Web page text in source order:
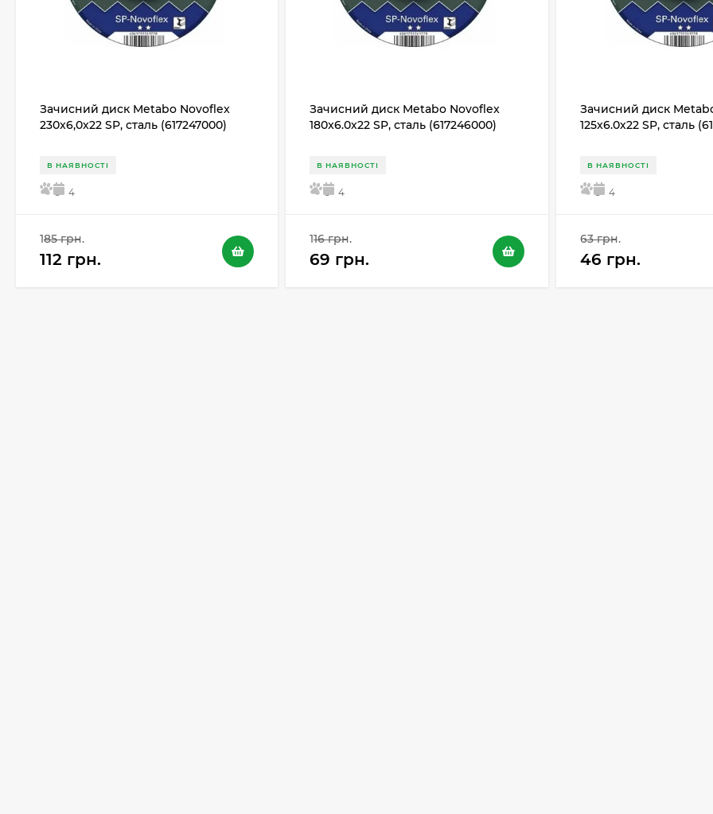
Зачисний диск Metabo Novoflex
230x6,0х22 SP, сталь (617247000)
В НАЯВНОСТІ
5 4
185 грн.
112 грн.
Зачисний диск Metabo Novoflex
180x6.0х22 SP, сталь (617246000)
В НАЯВНОСТІ
5 4
116 грн.
69 грн.
Зачисний диск
125x6.0х22 SP, сталь
В НАЯВНОСТІ
5 4
63 грн.
46 грн.